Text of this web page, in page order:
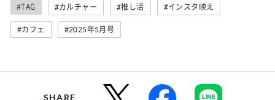
#TAG #カルチャー #推し活 #インスタ映え
#カフェ #2025年5月号
SHARE